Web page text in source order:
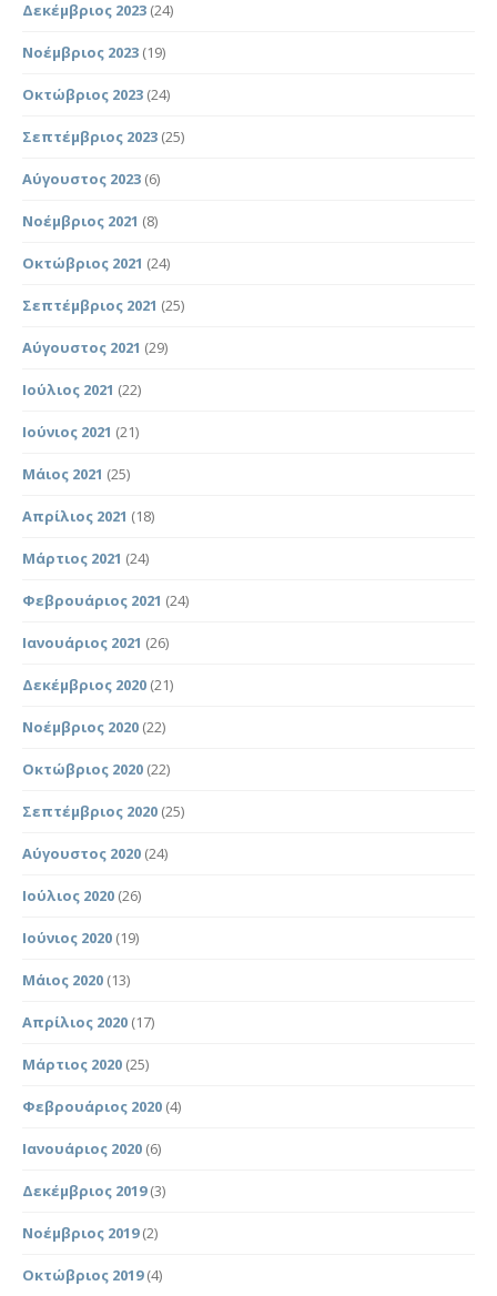
Δεκέμβριος 2023 (24)
Νοέμβριος 2023 (19)
Οκτώβριος 2023 (24)
Σεπτέμβριος 2023 (25)
Αύγουστος 2023 (6)
Νοέμβριος 2021 (8)
Οκτώβριος 2021 (24)
Σεπτέμβριος 2021 (25)
Αύγουστος 2021 (29)
Ιούλιος 2021 (22)
Ιούνιος 2021 (21)
Μάιος 2021 (25)
Απρίλιος 2021 (18)
Μάρτιος 2021 (24)
Φεβρουάριος 2021 (24)
Ιανουάριος 2021 (26)
Δεκέμβριος 2020 (21)
Νοέμβριος 2020 (22)
Οκτώβριος 2020 (22)
Σεπτέμβριος 2020 (25)
Αύγουστος 2020 (24)
Ιούλιος 2020 (26)
Ιούνιος 2020 (19)
Μάιος 2020 (13)
Απρίλιος 2020 (17)
Μάρτιος 2020 (25)
Φεβρουάριος 2020 (4)
Ιανουάριος 2020 (6)
Δεκέμβριος 2019(3)
Νοέμβριος 2019(2)
Οκτώβριος 2019(4)